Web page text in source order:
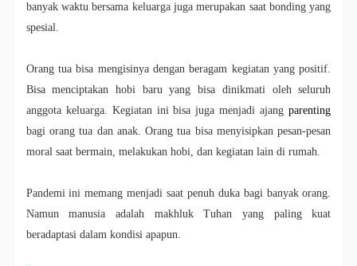
banyak waktu bersama keluarga juga merupakan saat bonding yang
spesial.
Orang tua bisa mengisinya dengan beragam kegiatan yang positif.
Bisa menciptakan hobi baru yang bisa dinikmati oleh seluruh
anggota keluarga. Kegiatan ini bisa juga menjadi ajangparenting
bagi orang tua dan anak. Orang tua bisa menyisipkan pesan-pesan
moral saat bermain, melakukan hobi, dan kegiatan lain di rumah.
Pandemi ini memang menjadi saat penuh duka bagi banyak orang.
Namun manusia adalah makhluk Tuhan yang paling kuat
beradaptasi dalam kondisi apapun.